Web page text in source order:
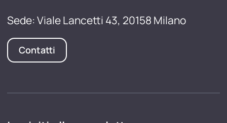
Sede: Viale Lancetti 43, 20158 Milano
Contatti